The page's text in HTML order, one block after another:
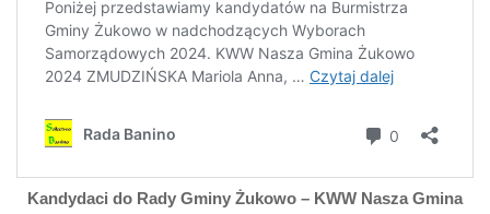
Kandydaci do Rady Gminy Żukowo – KWW Nasza Gmina